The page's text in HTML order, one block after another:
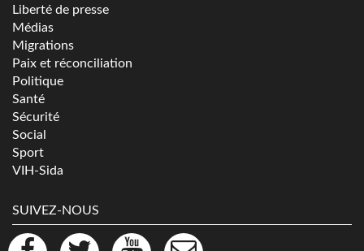
Liberté de presse
Médias
Migrations
Paix et réconciliation
Politique
Santé
Sécurité
Social
Sport
VIH-Sida
SUIVEZ-NOUS